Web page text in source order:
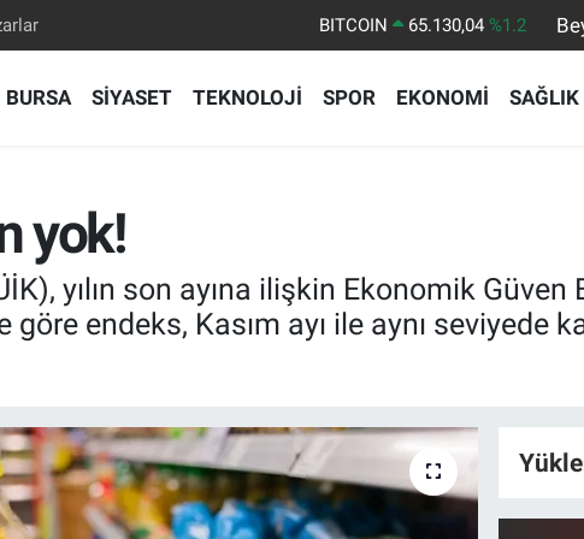
DOLAR 47,7106 %0.17
BURSA SİYASET TEKNOLOJİ SPOR EKONOMİ SAĞLIK
yok!
yılın son ayına ilişkin Ekonomik Güven
endeks, Kasım ayı ile aynı seviyede